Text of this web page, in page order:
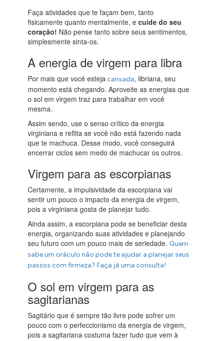
Faça atividades que te façam bem, tanto
fisicamente quanto mentalmente, e cuide do seu
coração! Não pense tanto sobre seus sentimentos,
simplesmente sinta-os.
A energia de virgem para libra
Por mais que você esteja cansada, libriana, seu
momento está chegando. Aproveite as energias que
o sol em virgem traz para trabalhar em você
mesma.
Assim sendo, use o senso crítico da energia
virginiana e reflita se você não está fazendo nada
que te machuca. Desse modo, você conseguirá
encerrar ciclos sem medo de machucar os outros.
Virgem para as escorpianas
Certamente, a impulsividade da escorpiana vai
sentir um pouco o impacto da energia de virgem,
pois a virginiana gosta de planejar tudo.
Ainda assim, a escorpiana pode se beneficiar desta
energia, organizando suas atividades e planejando
seu futuro com um pouco mais de seriedade.Quem
sabe um oráculo não pode te ajudar a planejar seus
passos com firmeza? Faça já uma consulta!
O sol em virgem para as
sagitarianas
Sagitário que é sempre tão livre pode sofrer um
pouco com o perfeccionismo da energia de virgem,
pois a sagitariana costuma fazer tudo que vem à